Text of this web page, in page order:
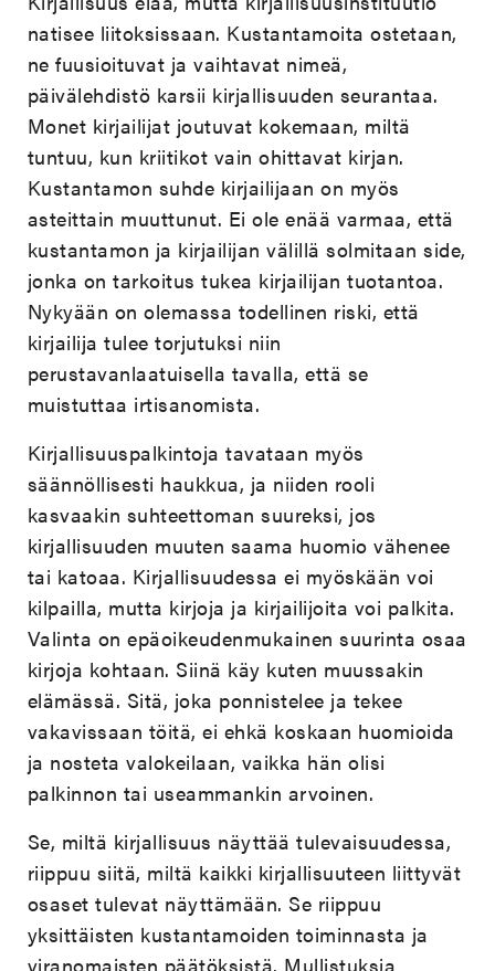
natisee liitoksissaan. Kustantamoita ostetaan,
ne fuusioituvat ja vaihtavat nimeä,
päivälehdistö karsii kirjallisuuden seurantaa.
Monet kirjailijat joutuvat kokemaan, miltä
tuntuu, kun kriitikot vain ohittavat kirjan.
Kustantamon suhde kirjailijaan on myös
asteittain muuttunut. Ei ole enää varmaa, että
kustantamon ja kirjailijan välillä solmitaan side,
jonka on tarkoitus tukea kirjailijan tuotantoa.
Nykyään on olemassa todellinen riski, että
kirjailija tulee torjutuksi niin
perustavanlaatuisella tavalla, että se
muistuttaa irtisanomista.
Kirjallisuuspalkintoja tavataan myös
säännöllisesti haukkua, ja niiden rooli
kasvaakin suhteettoman suureksi, jos
kirjallisuuden muuten saama huomio vähenee
tai katoaa. Kirjallisuudessa ei myöskään voi
kilpailla, mutta kirjoja ja kirjailijoita voi palkita.
Valinta on epäoikeudenmukainen suurinta osaa
kirjoja kohtaan. Siinä käy kuten muussakin
elämässä. Sitä, joka ponnistelee ja tekee
vakavissaan töitä, ei ehkä koskaan huomioida
ja nosteta valokeilaan, vaikka hän olisi
palkinnon tai useammankin arvoinen.
Se, miltä kirjallisuus näyttää tulevaisuudessa,
riippuu siitä, miltä kaikki kirjallisuuteen liittyvät
osaset tulevat näyttämään. Se riippuu
yksittäisten kustantamoiden toiminnasta ja
viranomaisten päätöksistä. Mullistuksia